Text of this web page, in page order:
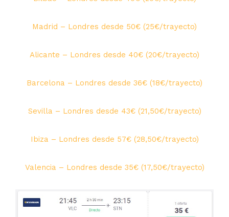
Madrid – Londres desde 50€ (25€/trayecto)
Alicante – Londres desde 40€ (20€/trayecto)
Barcelona – Londres desde 36€ (18€/trayecto)
Sevilla – Londres desde 43€ (21,50€/trayecto)
Ibiza – Londres desde 57€ (28,50€/trayecto)
Valencia – Londres desde 35€ (17,50€/trayecto)